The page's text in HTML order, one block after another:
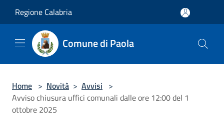
Regione Calabria
Comune di Paola
Home > Novità > Avvisi >
Avviso chiusura uffici comunali dalle ore 12:00 del 1
ottobre 2025